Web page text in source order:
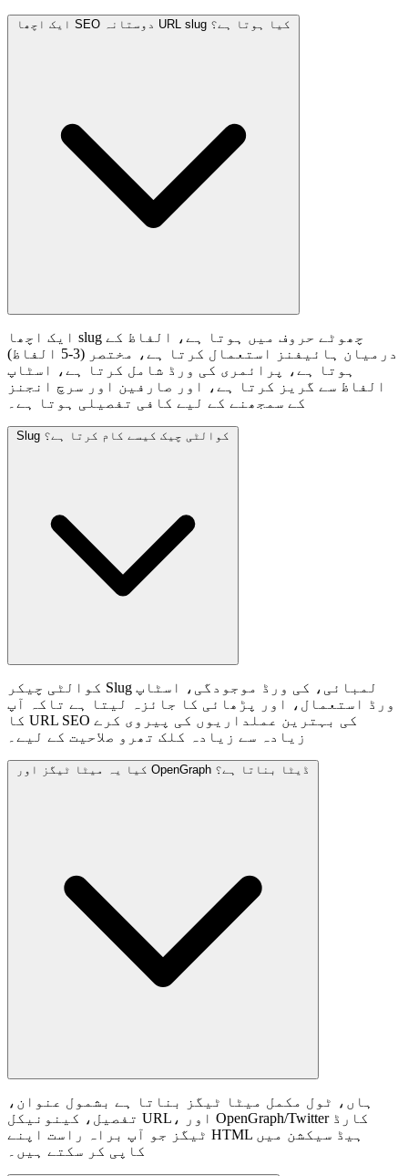
ایک اچھا SEO دوستانہ URL slug کیا ہوتا ہے؟
ایک اچھا slug چھوٹے حروف میں ہوتا ہے، الفاظ کے
درمیان ہائیفنز استعمال کرتا ہے، مختصر (3-5 الفاظ)
ہوتا ہے، پرائمری کی ورڈ شامل کرتا ہے، اسٹاپ
الفاظ سے گریز کرتا ہے، اور صارفین اور سرچ انجنز
کے سمجھنے کے لیے کافی تفصیلی ہوتا ہے۔
Slug کوالٹی چیک کیسے کام کرتا ہے؟
کوالٹی چیکر Slug لمبائی، کی ورڈ موجودگی، اسٹاپ
ورڈ استعمال، اور پڑھائی کا جائزہ لیتا ہے تاکہ آپ
کا URL SEO کی بہترین عملداریوں کی پیروی کرے
زیادہ سے زیادہ کلک تھرو صلاحیت کے لیے۔
کیا یہ میٹا ٹیگز اور OpenGraph ڈیٹا بناتا ہے؟
ہاں، ٹول مکمل میٹا ٹیگز بناتا ہے بشمول عنوان،
تفصیل، کینونیکل URL، اور OpenGraph/Twitter کارڈ
ٹیگز جو آپ براہ راست اپنے HTML ہیڈ سیکشن میں
کاپی کر سکتے ہیں۔